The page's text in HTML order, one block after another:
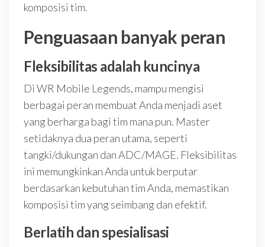
komposisi tim.
Penguasaan banyak peran
Fleksibilitas adalah kuncinya
Di WR Mobile Legends, mampu mengisi
berbagai peran membuat Anda menjadi aset
yang berharga bagi tim mana pun. Master
setidaknya dua peran utama, seperti
tangki/dukungan dan ADC/MAGE. Fleksibilitas
ini memungkinkan Anda untuk berputar
berdasarkan kebutuhan tim Anda, memastikan
komposisi tim yang seimbang dan efektif.
Berlatih dan spesialisasi